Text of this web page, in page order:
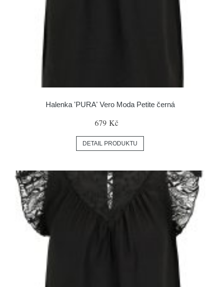
Halenka 'PURA' Vero Moda Petite černá
679 Kč
DETAIL PRODUKTU